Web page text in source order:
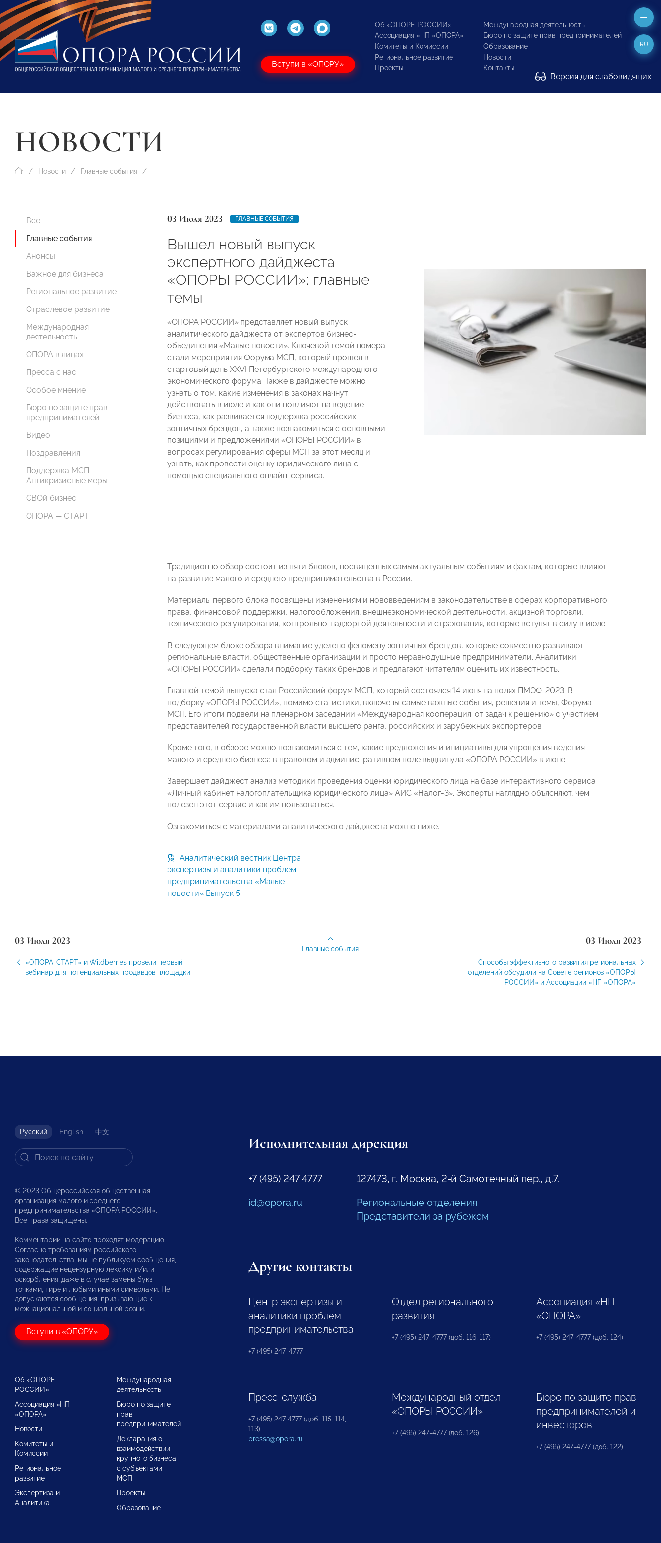
Вступи в «ОПОРУ»
Об «ОПОРЕ РОССИИ»
Ассоциация «НП «ОПОРА»
Комитеты и Комиссии
Региональное развитие
Проекты
Международная деятельность
Бюро по защите прав предпринимателей
Образование
Новости
Контакты
Версия для слабовидящих
RU
НОВОСТИ
Новости Главные события
Все
Главные события
Анонсы
Важное для бизнеса
Региональное развитие
Отраслевое развитие
Международная
деятельность
ОПОРА в лицах
Пресса о нас
Особое мнение
Бюро по защите прав
предпринимателей
Видео
Поздравления
Поддержка МСП.
Антикризисные меры
СВОй бизнес
ОПОРА — СТАРТ
03 Июля 2023 ГЛАВНЫЕ СОБЫТИЯ
Вышел новый выпуск
экспертного дайджеста
«ОПОРЫ РОССИИ»: главные
темы
«ОПОРА РОССИИ» представляет новый выпуск
аналитического дайджеста от экспертов бизнес-
объединения «Малые новости». Ключевой темой номера
стали мероприятия Форума МСП, который прошел в
стартовый день XXVI Петербургского международного
экономического форума. Также в дайджесте можно
узнать о том, какие изменения в законах начнут
действовать в июле и как они повлияют на ведение
бизнеса, как развивается поддержка российских
зонтичных брендов, а также познакомиться с основными
позициями и предложениями «ОПОРЫ РОССИИ» в
вопросах регулирования сферы МСП за этот месяц и
узнать, как провести оценку юридического лица с
помощью специального онлайн-сервиса.
Традиционно обзор состоит из пяти блоков, посвященных самым актуальным событиям и фактам, которые влияют
на развитие малого и среднего предпринимательства в России.
Материалы первого блока посвящены изменениям и нововведениям в законодательстве в сферах корпоративного
права, финансовой поддержки, налогообложения, внешнеэкономической деятельности, акцизной торговли,
технического регулирования, контрольно-надзорной деятельности и страхования, которые вступят в силу в июле.
В следующем блоке обзора внимание уделено феномену зонтичных брендов, которые совместно развивают
региональные власти, общественные организации и просто неравнодушные предприниматели. Аналитики
«ОПОРЫ РОССИИ» сделали подборку таких брендов и предлагают читателям оценить их известность.
Главной темой выпуска стал Российский форум МСП, который состоялся 14 июня на полях ПМЭФ-2023. В
подборку «ОПОРЫ РОССИИ», помимо статистики, включены самые важные события, решения и темы, Форума
МСП. Его итоги подвели на пленарном заседании «Международная кооперация: от задач к решению» с участием
представителей государственной власти высшего ранга, российских и зарубежных экспортеров.
Кроме того, в обзоре можно познакомиться с тем, какие предложения и инициативы для упрощения ведения
малого и среднего бизнеса в правовом и административном поле выдвинула «ОПОРА РОССИИ» в июне.
Завершает дайджест анализ методики проведения оценки юридического лица на базе интерактивного сервиса
«Личный кабинет налогоплательщика юридического лица» АИС «Налог-3». Эксперты наглядно объясняют, чем
полезен этот сервис и как им пользоваться.
Ознакомиться с материалами аналитического дайджеста можно ниже.
экспертизы и аналитики проблем
предпринимательства «Малые
новости» Выпуск 5
03 Июля 2023
«ОПОРА-СТАРТ» и Wildberries провели первый
вебинар для потенциальных продавцов площадки
03 Июля 2023
Способы эффективного развития региональных
отделений обсудили на Совете регионов «ОПОРЫ
РОССИИ» и Ассоциации «НП «ОПОРА»
Главные события
Русский English 中文
© 2023 Общероссийская общественная
организация малого и среднего
предпринимательства «ОПОРА РОССИИ».
Все права защищены.
Комментарии на сайте проходят модерацию.
Согласно требованиям российского
законодательства, мы не публикуем сообщения,
содержащие нецензурную лексику и/или
оскорбления, даже в случае замены букв
точками, тире и любыми иными символами. Не
допускаются сообщения, призывающие к
межнациональной и социальной розни.
Вступи в «ОПОРУ»
Об «ОПОРЕ
РОССИИ»
Ассоциация «НП
«ОПОРА»
Новости
Комитеты и
Комиссии
Региональное
развитие
Экспертиза и
Аналитика
Международная
деятельность
Бюро по защите
прав
предпринимателей
Декларация о
взаимодействии
крупного бизнеса
с субъектами
МСП
Проекты
Образование
Исполнительная дирекция
+7 (495) 247 4777
id@opora.ru
127473, г. Москва, 2-й Самотечный пер., д.7.
Региональные отделения
Представители за рубежом
Другие контакты
Центр экспертизы и
аналитики проблем
предпринимательства
+7 (495) 247-4777
Отдел регионального
развития
+7 (495) 247-4777 (доб. 116, 117)
Ассоциация «НП
«ОПОРА»
+7 (495) 247-4777 (доб. 124)
Пресс-служба
+7 (495) 247 4777 (доб. 115, 114,
113)
pressa@opora.ru
Международный отдел
«ОПОРЫ РОССИИ»
+7 (495) 247-4777 (доб. 126)
Бюро по защите прав
предпринимателей и
инвесторов
+7 (495) 247-4777 (доб. 122)